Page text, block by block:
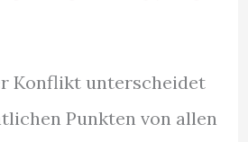
Konflikt unterscheidet
Punkten von allen